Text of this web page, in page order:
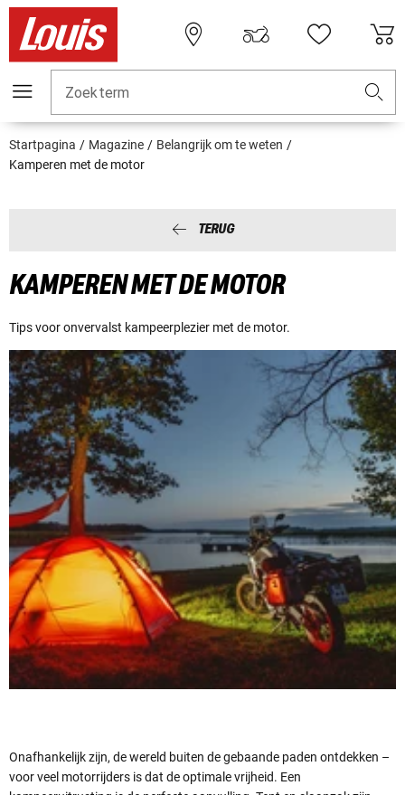
Zoekterm
Startpagina Magazine
Belangrijk om te weten
Kamperen met de motor
TERUG
KAMPEREN MET DE MOTOR
Tips voor onvervalst kampeerplezier met de motor.
Onafhankelijk zijn, de wereld buiten de gebaande paden ontdekken –
voor veel motorrijders is dat de optimale vrijheid. Een